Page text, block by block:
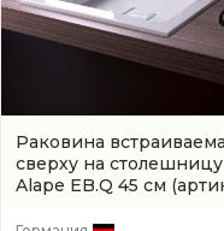
Раковина
сверху на столешницу
Alape EB.Q 45 см